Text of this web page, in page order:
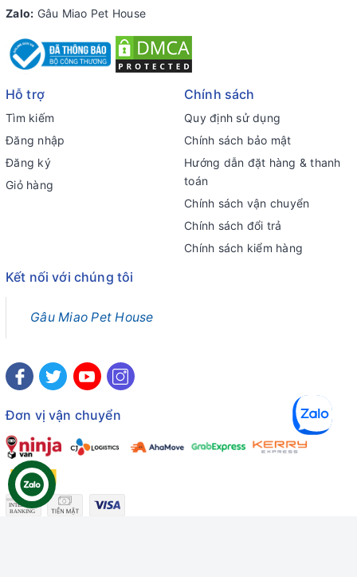
Zalo: Gâu Miao Pet House
Hỗ trợ
Tìm kiếm
Đăng nhập
Đăng ký
Giỏ hàng
Chính sách
Quy định sử dụng
Chính sách bảo mật
Hướng dẫn đặt hàng & thanh
toán
Chính sách vận chuyển
Chính sách đổi trả
Chính sách kiểm hàng
Kết nối với chúng tôi
Gâu Miao Pet House
Đơn vị vận chuyển